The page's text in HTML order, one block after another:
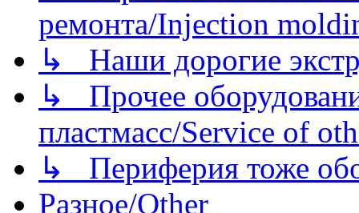
ремонта/Injection
↳ Наши дорогие
↳ Прочее
пластмасс/Service of
↳ Периферия тоже
Разное/Other